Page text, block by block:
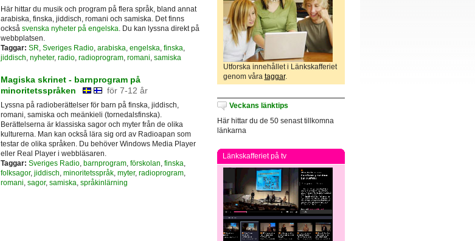
Här hittar du musik och program på flera språk, bland annat
arabiska, finska, jiddisch, romani och samiska. Det finns
också svenska nyheter på engelska . Du kan lyssna direkt på
webbplatsen.
Taggar: SR Sveriges Radio, arabiska engelska finska
jiddisch nyheter, radio, radioprogram, romani samiska
Magiska skrinet - barnprogram på
minoritetsspråken
för 7-12 år
Lyssna på radioberättelser för barn på finska, jiddisch,
romani, samiska och meänkieli (tornedalsfinska).
Berättelserna är klassiska sagor och myter från de olika
kulturerna. Man kan också lära sig ord av Radioapan som
testar de olika språken. Du behöver Windows Media Player
eller Real Player i webbläsaren.
Taggar: Sveriges Radio, barnprogram, förskolan, finska,
folksagor, jiddisch, minoritetsspråk, myter, radioprogram,
romani, sagor, samiska, språkinlärning
Utforska innehållet i Länkskafferiet
genom våra taggar.
Veckans länktips
Här hittar du de 50 senast tillkomna
länkarna
Länkskafferiet på tv